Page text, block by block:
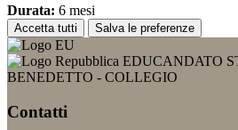
Durata: 6 mesi
Accetta tutti Salva le preferenze
EDUCANDATO
BENEDETTO - COLLEGIO
Contatti